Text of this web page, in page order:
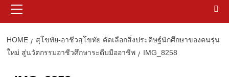
Menu
HOME
สุโขทัย-อาชีวสุโขทัย คัดเลือกสิ่งประดิษฐ์นักศึกษาของคนรุ่น
ใหม่ สู่นวัตกรรมอาชีวศึกษาระดีบมืออาชีพ
IMG_8258